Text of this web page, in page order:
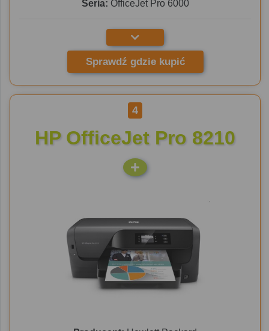
Seria: OfficeJet Pro 6000
Sprawdź gdzie kupić
4
HP OfficeJet Pro 8210